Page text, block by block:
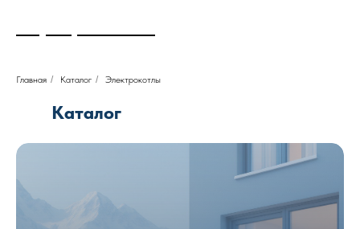
Главная / Каталог / Электрокотлы
Каталог